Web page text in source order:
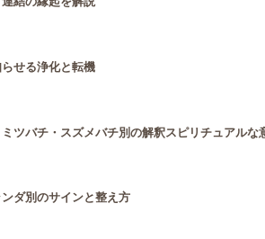
せる浄化と転機
ツバチ・スズメバチ別の解釈スピリチュアルな
ダ別のサインと整え方